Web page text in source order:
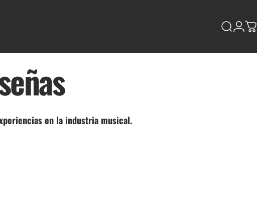
Buscar
en la industria musical.